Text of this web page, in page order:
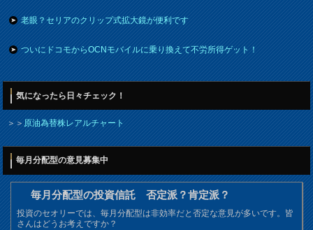
老眼？セリアのクリップ式拡大鏡が便利です
ついにドコモからOCNモバイルに乗り換えて不労所得ゲット！
気になったら日々チェック！
＞＞原油為替株レアルチャート
毎月分配型の意見募集中
毎月分配型の投資信託 否定派？肯定派？
投資のセオリーでは、毎月分配型は非効率だと否定な意見が多いです。皆
さんはどうお考えですか？